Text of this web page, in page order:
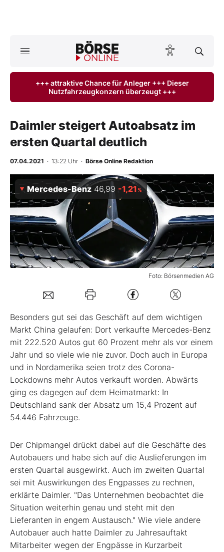
ktuelle Ausgabe BÖRSE ONLINE lesen
Anlageprodukte
Finanz-Check
BO-Musterdepots
Experten
Mein B:O
Kontakt
+++ attraktive Chance für Anleger +++ Dieser
Nutzfahrzeugkonzern überzeugt +++
Daimler steigert Autoabsatz im
ersten Quartal deutlich
07.04.2021 · 13:22 Uhr · Börse Online Redaktion
Foto: Börsenmedien AG
Mercedes-Benz 46,99 -1,21%
Besonders gut sei das Geschäft auf dem wichtigen
Markt China gelaufen: Dort verkaufte Mercedes-Benz
mit 222.520 Autos gut 60 Prozent mehr als vor einem
Jahr und so viele wie nie zuvor. Doch auch in Europa
und in Nordamerika seien trotz des Corona-
Lockdowns mehr Autos verkauft worden. Abwärts
ging es dagegen auf dem Heimatmarkt: In
Deutschland sank der Absatz um 15,4 Prozent auf
54.446 Fahrzeuge.
Der Chipmangel drückt dabei auf die Geschäfte des
Autobauers und habe sich auf die Auslieferungen im
ersten Quartal ausgewirkt. Auch im zweiten Quartal
sei mit Auswirkungen des Engpasses zu rechnen,
erklärte Daimler. "Das Unternehmen beobachtet die
Situation weiterhin genau und steht mit den
Lieferanten in engem Austausch." Wie viele andere
Autobauer auch hatte Daimler zu Jahresauftakt
Mitarbeiter wegen der Engpässe in Kurzarbeit